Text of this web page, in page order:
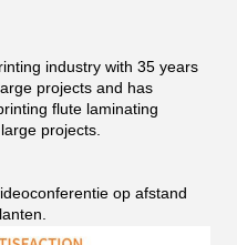
industry with 35 years
projects and has
flute laminating
projects.
op afstand